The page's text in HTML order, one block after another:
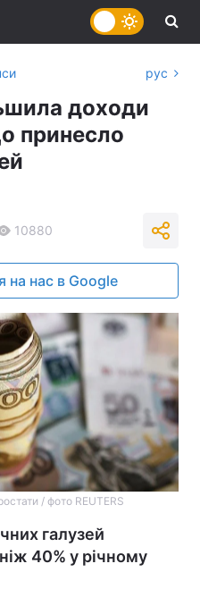
рус
доходи
принесло
10880
на нас в Google
/ фото REUTERS
галузей
40% у річному